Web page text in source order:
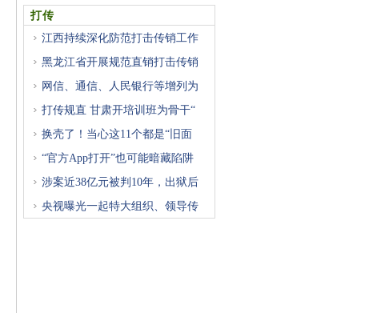
打传
江西持续深化防范打击传销工作
黑龙江省开展规范直销打击传销
网信、通信、人民银行等增列为
打传规直 甘肃开培训班为骨干“
换壳了！当心这11个都是“旧面
“官方App打开”也可能暗藏陷阱
涉案近38亿元被判10年，出狱后
央视曝光一起特大组织、领导传